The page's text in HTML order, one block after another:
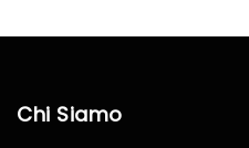
Chi Siamo